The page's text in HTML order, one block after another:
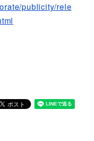
publicity/rele